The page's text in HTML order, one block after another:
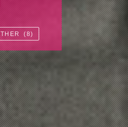
(8)